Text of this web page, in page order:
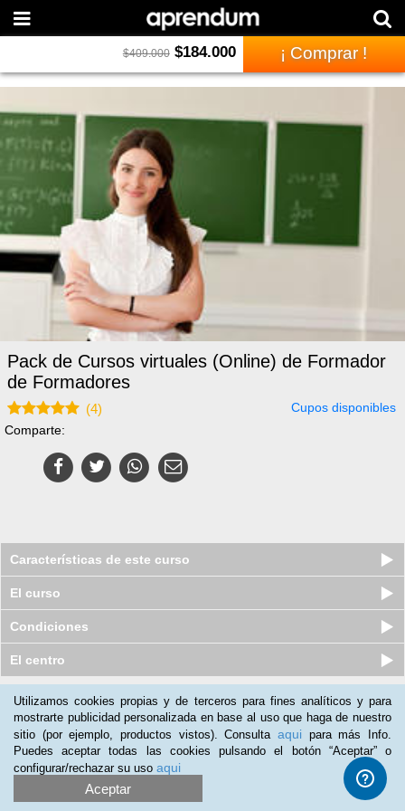
$409.000 $184.000 ¡ Comprar !
Pack de Cursos virtuales (Online) de Formador
de Formadores
(4)
Cupos disponibles
Comparte:
Características de este curso
El curso
Condiciones
El centro
Nuestros clientes opinan:
Francisco Benitez(10-07-2018)
El producto es satisfactorio, lo uso cuando mi actividad
profesional me deja tiempo y me parece una buena manera de
formarse, recomendable para cualquier trabajador en activo.
Utilizamos cookies propias y de terceros para fines analíticos y para
mostrarte publicidad personalizada en base al uso que haga de nuestro
sitio (por ejemplo, productos vistos). Consulta aqui para más Info.
Puedes aceptar todas las cookies pulsando el botón “Aceptar” o
configurar/rechazar su uso aqui
Aceptar